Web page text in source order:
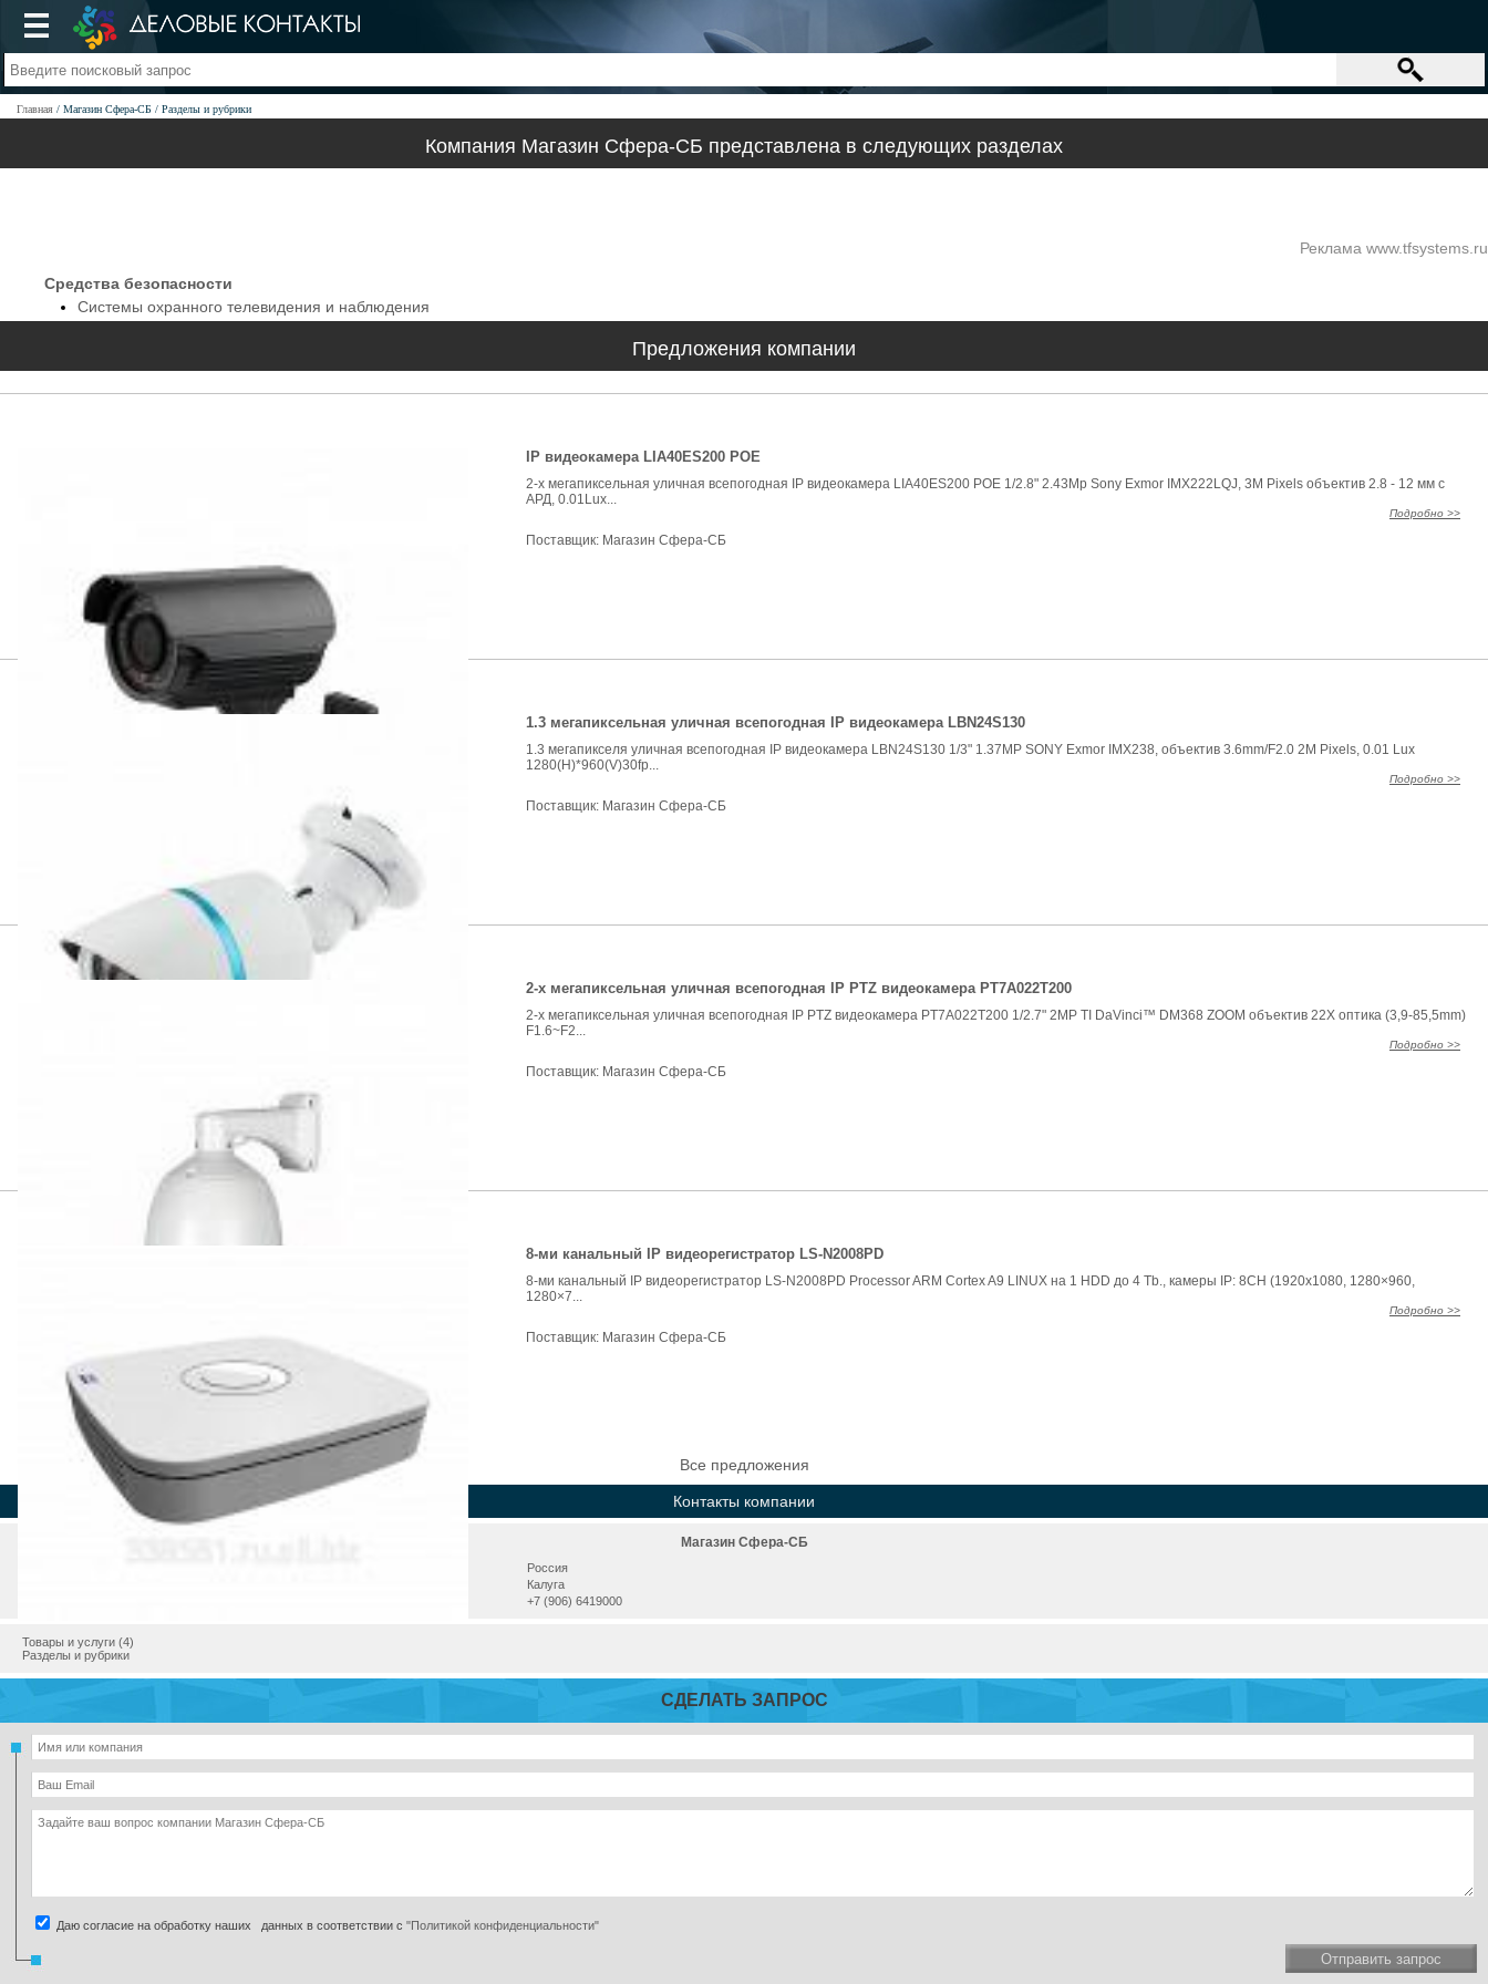
Главная Магазин Сфера-СБ Разделы и рубрики
Компания Магазин Сфера-СБ представлена в следующих разделах
Реклама www.tfsystems.ru
Средства безопасности
Системы охранного телевидения и наблюдения
Предложения компании
IP видеокамера LIA40ES200 POE
2-x мегапиксельная уличная всепогодная IP видеокамера LIA40ES200 POE 1/2.8" 2.43Mp Sony Exmor IMX222LQJ, 3M Pixels объектив 2.8 - 12 мм с
АРД, 0.01Lux...
Подробно >>
Поставщик: Магазин Сфера-СБ
1.3 мегапиксельная уличная всепогодная IP видеокамера LBN24S130
1.3 мегапикселя уличная всепогодная IP видеокамера LBN24S130 1/3" 1.37MP SONY Exmor IMX238, объектив 3.6mm/F2.0 2M Pixels, 0.01 Lux
1280(H)*960(V)30fp...
Подробно >>
Поставщик: Магазин Сфера-СБ
2-x мегапиксельная уличная всепогодная IP PTZ видеокамера PT7A022T200
2-x мегапиксельная уличная всепогодная IP PTZ видеокамера PT7A022T200 1/2.7" 2MP TI DaVinci™ DM368 ZOOM объектив 22X оптика (3,9-85,5mm)
F1.6~F2...
Подробно >>
Поставщик: Магазин Сфера-СБ
8-ми канальный IP видеорегистратор LS-N2008PD
8-ми канальный IP видеорегистратор LS-N2008PD Processor ARM Cortex A9 LINUX на 1 HDD до 4 Tb., камеры IP: 8CH (1920x1080, 1280×960,
1280×7...
Подробно >>
Поставщик: Магазин Сфера-СБ
Все предложения
Контакты компании
Магазин Сфера-СБ
Россия
Калуга
+7 (906) 6419000
Товары и услуги (4)
Разделы и рубрики
СДЕЛАТЬ ЗАПРОС
Даю согласие на обработку наших данных в соответствии с "Политикой конфиденциальности"
Отправить запрос